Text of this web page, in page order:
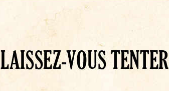
LAISSEZ-VOUS TENTER